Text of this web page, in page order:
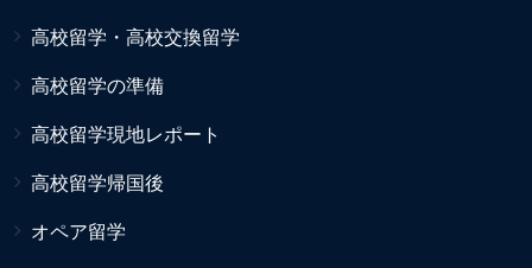
高校留学・高校交換留学
高校留学の準備
高校留学現地レポート
高校留学帰国後
オペア留学